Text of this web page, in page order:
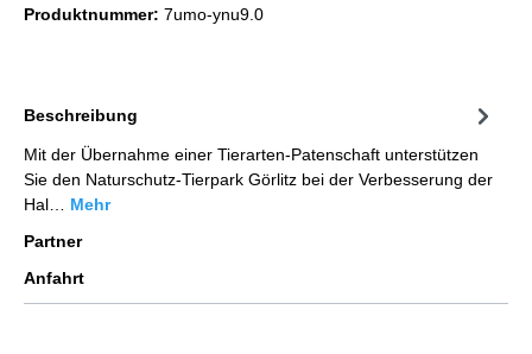
Produktnummer: 7umo-ynu9.0
Beschreibung
Mit der Übernahme einer Tierarten-Patenschaft unterstützen
Sie den Naturschutz-Tierpark Görlitz bei der Verbesserung der
Hal… Mehr
Partner
Anfahrt